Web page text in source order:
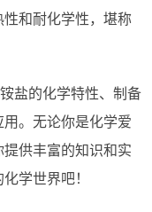
和耐化学性，堪称
盐的化学特性、制备
。无论你是化学爱
供丰富的知识和实
学世界吧！